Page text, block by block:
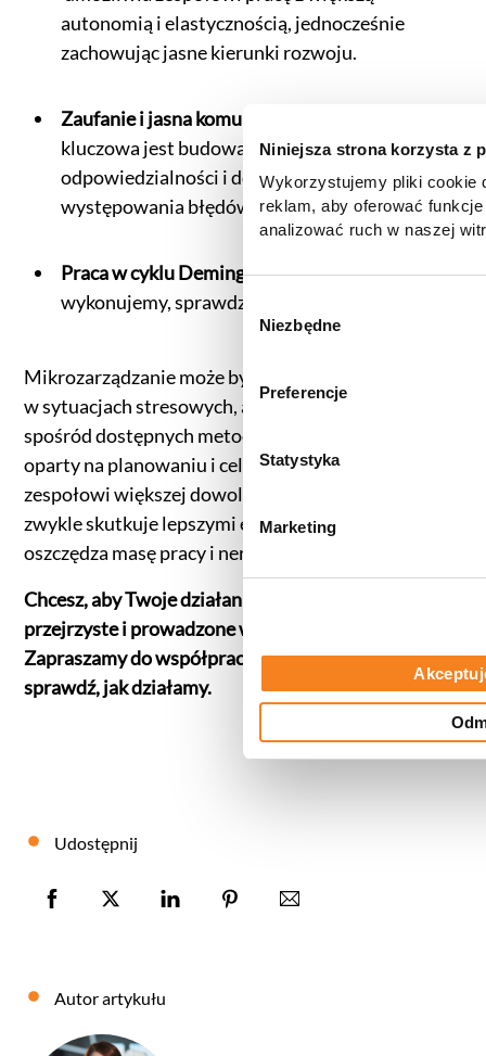
Niniejsza strona korzysta z
Wykorzystujemy pliki cookie
reklam, aby oferować
analizować ruch w naszej
zgody, udostępniamy
informacje z innymi danymi
znajdą Państwo klikając w
prywatności
W
ó
r
z
Niezbędne
Preferencje
Statystyka
Marketing
autonomią i elastycznością, jednocześnie
zachowując jasne kierunki rozwoju.
Zaufanie i jasna komunikacja
kluczowa jest budowa poczucia
odpowiedzialności i dopuszczanie
występowania błędów.
Praca w cyklu Deminga (PDCA)– planujemy,
wykonujemy, sprawdzamy, poprawiamy.
Mikrozarządzanie może być automatyczną reakcją
w sytuacjach stresowych, ale rzadko jest najlepszą
spośród dostępnych metod. Przejście na system
oparty na planowaniu i celach, a także przekazanie
zespołowi większej dowolności w ich realizacji
zwykle skutkuje lepszymi efektami, a przy tym
oszczędza masę pracy i nerwów.
Chcesz, aby Twoje działania marketingowe były
przejrzyste i prowadzone w jasno określony sposób?
Zapraszamy do współpracy!Skontaktuj się z namii
sprawdź, jak działamy.
Udostępnij
Autor artykułu